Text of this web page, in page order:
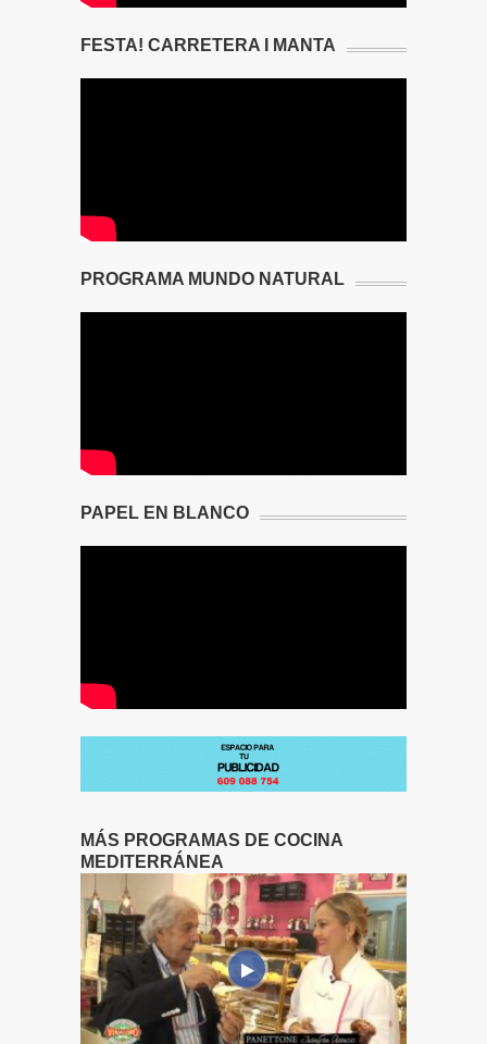
FESTA! CARRETERA I MANTA
PROGRAMA MUNDO NATURAL
PAPEL EN BLANCO
MÁS PROGRAMAS DE COCINA
MEDITERRÁNEA